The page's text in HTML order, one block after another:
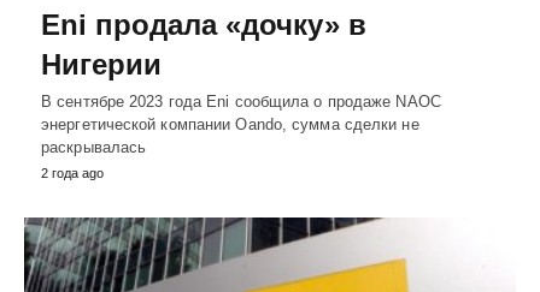
Eni продала «дочку» в
Нигерии
В сентябре 2023 года Eni сообщила о продаже NAOC
энергетической компании Oando, сумма сделки не
раскрывалась
2 года ago